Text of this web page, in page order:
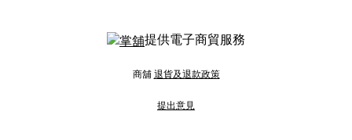
提供電子商貿服務
商舖 退貨及退款政策
提出意見